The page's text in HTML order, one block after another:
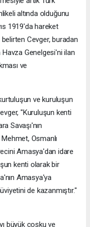
altında olduğunu
1919'da hareket
belirten Cevger, buradan
Genelgesi'ni ilan
ve
ve kuruluşun
"Kuruluşun kenti
Savaşı'nın
Osmanlı
Amasya'dan idare
kenti olarak bir
Amasya'ya
de kazanmıştır."
büyük coşku ve